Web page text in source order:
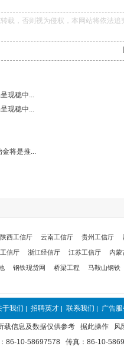
载，否则视为侵权，本网站将依法追
现稳中...
现稳中...
将是推...
陕西工信厅 云南工信厅 贵州工信厅
信厅 浙江经信厅 江苏工信厅 内蒙
钢铁现货网 桥梁工程 马鞍山钢铁
于我们 | 招聘英才 | 联系我们 | 广告
载信息及数据仅供参考 据此操作 风
86-10-58697578 传真：86-10-